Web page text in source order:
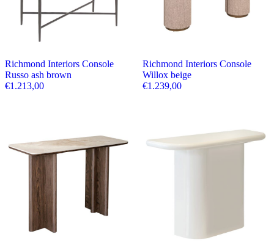
Richmond Interiors Console
Russo ash brown
€1.213,00
Richmond Interiors Console
Willox beige
€1.239,00